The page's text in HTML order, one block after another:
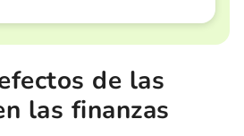
de las
las finanzas